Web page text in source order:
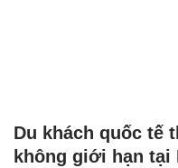
Du khách quốc tế
không giới hạn tại